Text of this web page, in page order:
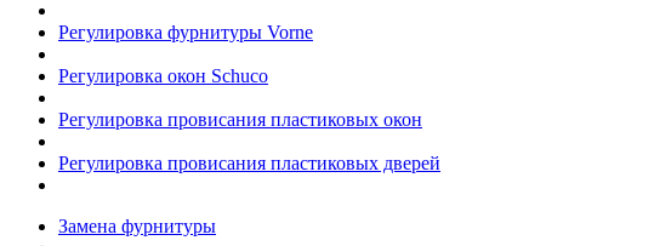
Регулировка фурнитуры Vorne
Регулировка окон Schuco
Регулировка провисания пластиковых окон
Регулировка провисания пластиковых дверей
Замена фурнитуры